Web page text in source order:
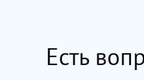
Есть